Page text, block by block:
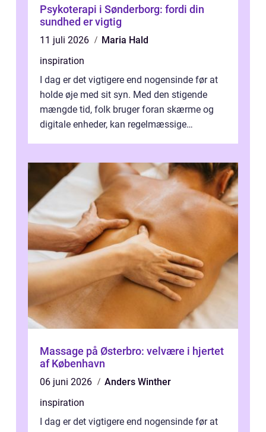
Psykoterapi i Sønderborg: fordi din
sundhed er vigtig
11 juli 2026
Maria Hald
inspiration
I dag er det vigtigere end nogensinde før at
holde øje med sit syn. Med den stigende
mængde tid, folk bruger foran skærme og
digitale enheder, kan regelmæssige
Massage på Østerbro: velvære i hjertet
af København
06 juni 2026
Anders Winther
inspiration
I dag er det vigtigere end nogensinde før at